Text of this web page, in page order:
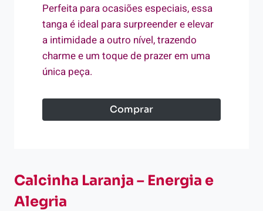
Perfeita para ocasiões especiais, essa
tanga é ideal para surpreender e elevar
a intimidade a outro nível, trazendo
charme e um toque de prazer em uma
única peça.
Comprar
Calcinha Laranja – Energia e
Alegria